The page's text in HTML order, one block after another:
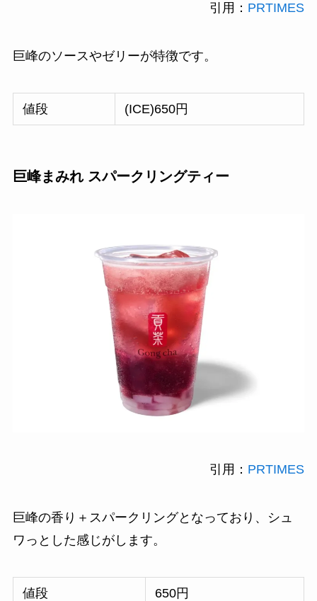
引用： PRTIMES
巨峰のソースやゼリーが特徴です。
値段 (ICE)650円
巨峰まみれ スパークリングティー
引用： PRTIMES
巨峰の香り＋スパークリングとなっており、シュ
ワっとした感じがします。
値段 650円